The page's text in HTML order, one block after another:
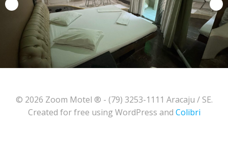
© 2026 Zoom Motel ® - (79) 3253-1111 Aracaju / SE.
Created for free using WordPress and Colibri